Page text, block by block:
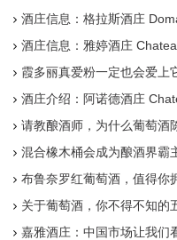
酒庄信息：格拉斯酒庄
酒庄信息：雅婷酒庄
霞多丽真爱粉一定也会爱上
酒庄介绍：阿诺德酒庄
请教酿酒师，为什么葡萄酒
混合橡木桶会成为酿酒界霸
布鲁奈罗红葡萄酒，值得你
关于葡萄酒，你不得不知的
嘉雅酒庄：中国市场让我们